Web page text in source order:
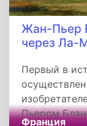
Жан-Пьер
через Ла-
Первый в
Пьером
Франция